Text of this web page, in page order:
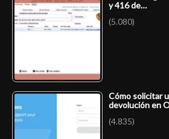
y 416 de…
(5.080)
Cómo solicitar
devolución en
(4.835)